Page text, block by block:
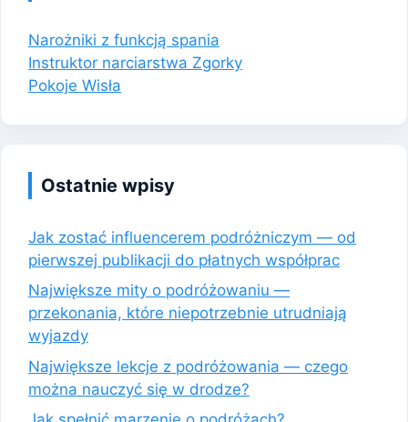
Narożniki z funkcją spania
Instruktor narciarstwa Zgorky
Pokoje Wisła
Ostatnie wpisy
Jak zostać influencerem podróżniczym — od
pierwszej publikacji do płatnych współprac
Największe mity o podróżowaniu —
przekonania, które niepotrzebnie utrudniają
wyjazdy
Największe lekcje z podróżowania — czego
można nauczyć się w drodze?